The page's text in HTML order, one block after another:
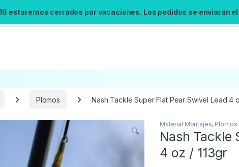
estaremos cerrados por vacaciones. Los pedidos se enviarán el
Búsqueda no disponible
No se pudo cargar el widget de búsqueda.
Plomos Nash Tackle Super Flat Pear Swivel Lead 4
Material Montajes, Plomos
Nash Tackle
4 oz / 113gr